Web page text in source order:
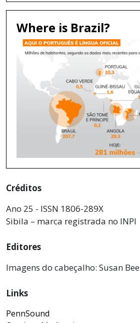
Where is Brazil?
Créditos
Ano 25 - ISSN 1806-289X
Sibila – marca registrada no INPI
Editores
Imagens do cabeçalho: Susan Bee
Links
PennSound